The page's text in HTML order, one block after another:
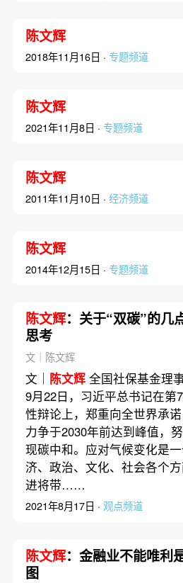
陈文辉
2018年11月16日 · 专题频道
陈文辉
2021年11月8日 · 专题频道
陈文辉
2011年11月10日 · 经济频道
陈文辉
2014年12月15日 · 专题频道
陈文辉：关于“双碳”的几
思考
文｜陈文辉
文｜ 陈文辉全国社保基金理
9月22日，习近平总书记在第
性辩论上，郑重向全世界承
力争于2030年前达到峰值，
现碳中和。应对气候变化是
济、政治、文化、社会各个
进将带……
2021年8月17日 · 观点频道
陈文辉：金融业不能唯利
图